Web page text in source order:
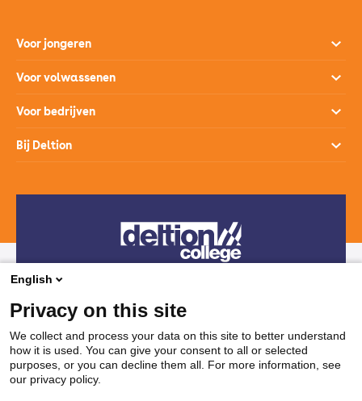
Voor jongeren
Opleidingen
Open dagen
Studiekeuzehulp
Hoe werkt het mbo
Voor decanen
Voor volwassenen
Opleidingen
Loopbaanontwikkeling
SprintLyceum
Voor bedrijven
Opleidingen
Branches
Subsidies voor bedrijven
Bedrijvenloket en accountmanagers
Bij Deltion
Route
038 850 30 00
Mail contact
English
Privacy on this site
We collect and process your data on this site to better understand
how it is used. You can give your consent to all or selected
purposes, or you can decline them all. For more information, see
our privacy policy.